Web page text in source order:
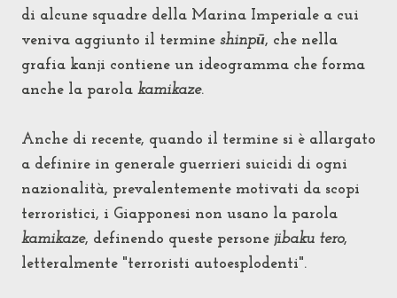
di alcune squadre della Marina Imperiale a cui
veniva aggiunto il termine shinpū, che nella
grafia kanji contiene un ideogramma che forma
anche la parola kamikaze.
Anche di recente, quando il termine si è allargato
a definire in generale guerrieri suicidi di ogni
nazionalità, prevalentemente motivati da scopi
terroristici, i Giapponesi non usano la parola
kamikaze, definendo queste persone jibaku tero,
letteralmente "terroristi autoesplodenti".